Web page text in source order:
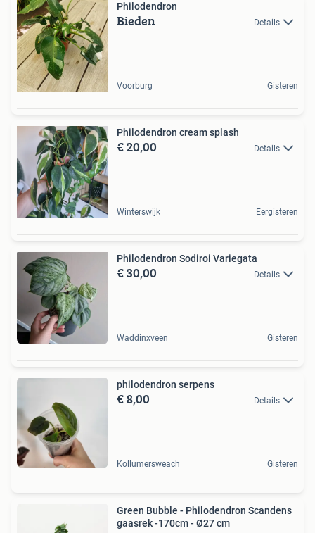
Philodendron
Bieden Details
Voorburg Gisteren
Philodendron cream splash
€ 20,00 Details
Winterswijk Eergisteren
Philodendron Sodiroi Variegata
€ 30,00 Details
Waddinxveen Gisteren
philodendron serpens
€ 8,00 Details
Kollumersweach Gisteren
Green Bubble - Philodendron Scandens
gaasrek -170cm - Ø27 cm